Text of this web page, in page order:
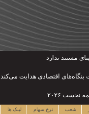
بنگاه‌های اقتصادی هدایت می‌کند
شعب نرخ سهام لینک ها